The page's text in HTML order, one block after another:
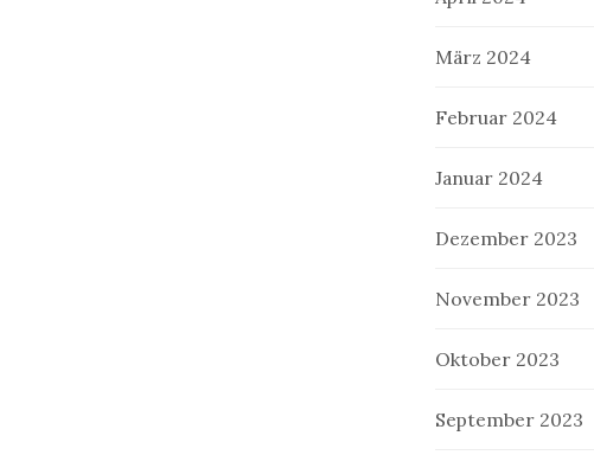
März 2024
Februar 2024
Januar 2024
Dezember 2023
November 2023
Oktober 2023
September 2023